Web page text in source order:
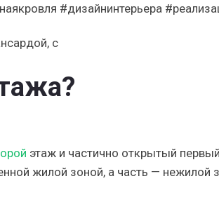
#дизайнинтерьера
этаж и частично открытый
жилой зоной, а часть — нежилой